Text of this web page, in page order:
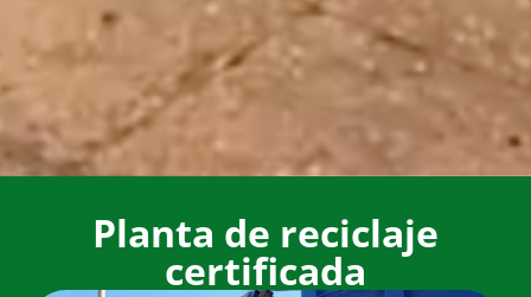
Planta de reciclaje
certificada